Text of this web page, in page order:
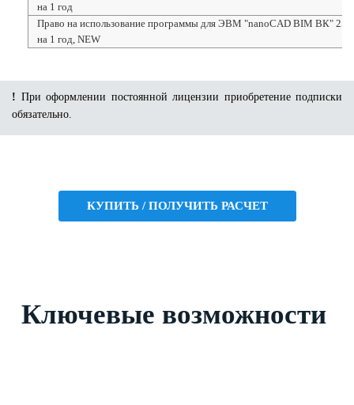
на 1 год
Право на использование программы для ЭВМ "nanoCAD BIM ВК" 25,
на 1 год, NEW
! При оформлении постоянной лицензии приобретение подписки
обязательно.
КУПИТЬ / ПОЛУЧИТЬ РАСЧЕТ
Ключевые возможности